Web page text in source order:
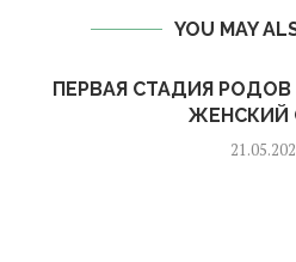
YOU MAY
ПЕРВАЯ СТАДИЯ РОДОВ
ЖЕНСКИЙ